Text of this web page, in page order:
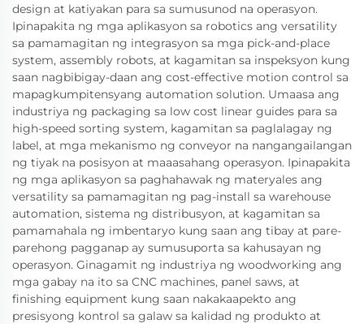
design at katiyakan para sa sumusunod na operasyon.
Ipinapakita ng mga aplikasyon sa robotics ang versatility
sa pamamagitan ng integrasyon sa mga pick-and-place
system, assembly robots, at kagamitan sa inspeksyon kung
saan nagbibigay-daan ang cost-effective motion control sa
mapagkumpitensyang automation solution. Umaasa ang
industriya ng packaging sa low cost linear guides para sa
high-speed sorting system, kagamitan sa paglalagay ng
label, at mga mekanismo ng conveyor na nangangailangan
ng tiyak na posisyon at maaasahang operasyon. Ipinapakita
ng mga aplikasyon sa paghahawak ng materyales ang
versatility sa pamamagitan ng pag-install sa warehouse
automation, sistema ng distribusyon, at kagamitan sa
pamamahala ng imbentaryo kung saan ang tibay at pare-
parehong pagganap ay sumusuporta sa kahusayan ng
operasyon. Ginagamit ng industriya ng woodworking ang
mga gabay na ito sa CNC machines, panel saws, at
finishing equipment kung saan nakakaapekto ang
presisyong kontrol sa galaw sa kalidad ng produkto at